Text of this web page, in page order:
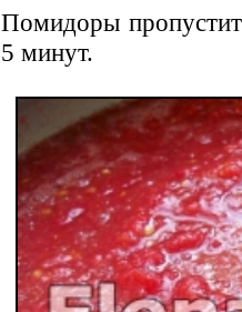
Помидоры
5 минут.